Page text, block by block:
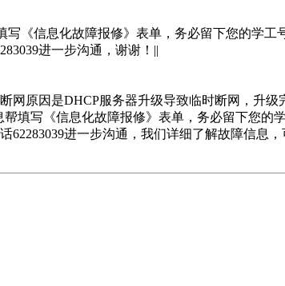
《信息化故障报修》表单，务必留下您的学工
进一步沟通，谢谢！||
网原因是DHCP服务器升级导致临时断网，升
填写《信息化故障报修》表单，务必留下您
进一步沟通，我们详细了解故障信息